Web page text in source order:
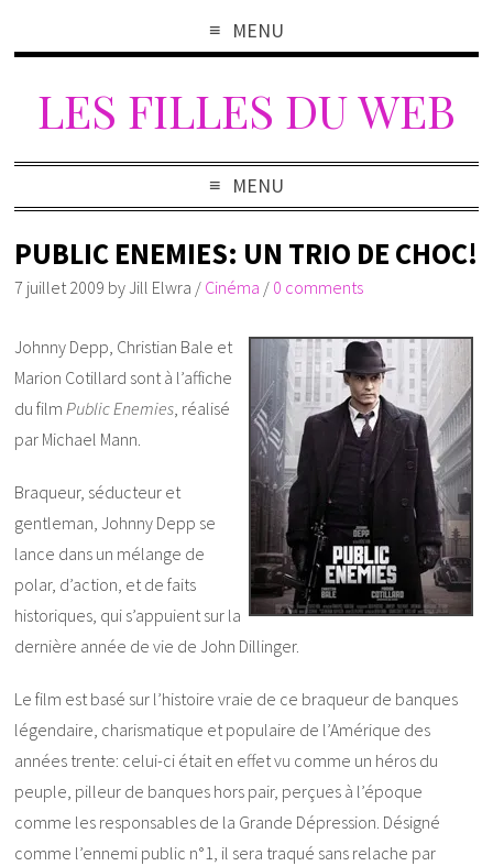
MENU
LES FILLES DU WEB
MENU
PUBLIC ENEMIES: UN TRIO DE CHOC!
7 juillet 2009 byJill Elwra / Cinéma / 0 comments
Johnny Depp, Christian Bale et
Marion Cotillard sont à l’affiche
du filmPublic Enemies, réalisé
par Michael Mann.
Braqueur, séducteur et
gentleman, Johnny Depp se
lance dans un mélange de
polar, d’action, et de faits
historiques, qui s’appuient sur la
dernière année de vie de John Dillinger.
Le film est basé sur l’histoire vraie de ce braqueur de banques
légendaire, charismatique et populaire de l’Amérique des
années trente: celui-ci était en effet vu comme un héros du
peuple, pilleur de banques hors pair, perçues à l’époque
comme les responsables de la Grande Dépression. Désigné
comme l’ennemi public n°1, il sera traqué sans relache par